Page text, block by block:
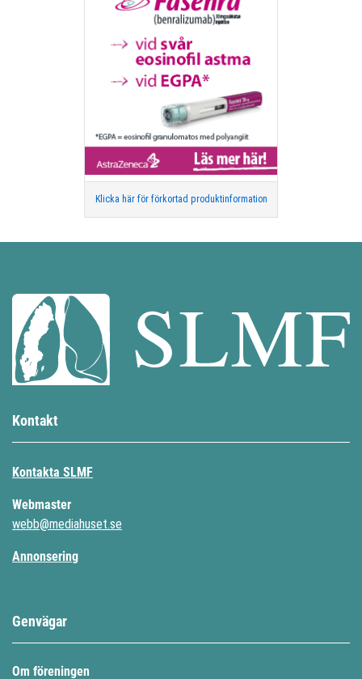
Klicka här för förkortad produktinformation
Kontakt
Kontakta SLMF
Webmaster
webb@mediahuset.se
Annonsering
Genvägar
Om föreningen